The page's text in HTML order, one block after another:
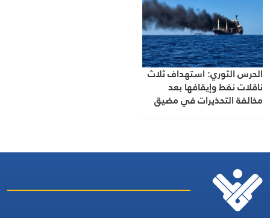
الحرس الثوري: استهداف ثلاث
ناقلات نفط وإيقافها بعد
مخالفة التحذيرات في مضيق